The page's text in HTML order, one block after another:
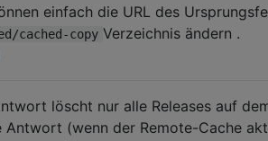
einfach die URL des
cached-copy Verzeichnis ändern .
löscht nur alle Releases auf
Antwort (wenn der Remote-Cache